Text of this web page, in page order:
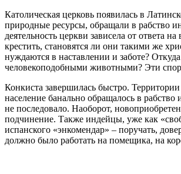
Католическая церковь появилась в
природные ресурсы, обращали в рабство
деятельность церкви зависела от ответа
крестить, становятся ли они такими же
нуждаются в наставлении и заботе?
человекоподобными животными? Эти
Конкиста завершилась быстро.
население банально обращалось в
не последовало. Наоборот,
подчинение. Также индейцы, уже как
испанского «энкомендар» – поручать,
должно было работать на помещика, на